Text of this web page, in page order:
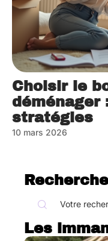
Choisir le
déménager
stratégies
10 mars 2026
Recherche
Les